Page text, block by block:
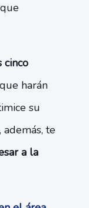
cinco
que harán
su
te
a la